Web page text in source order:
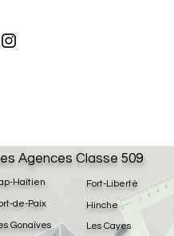
Fort-Liberté
Hinche
Les Cayes
Agences Classe 509
Haïtien
de-Paix
Gonaïves